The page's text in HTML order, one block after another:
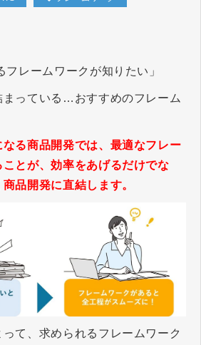
フレームワークが知りたい」
まっている…おすすめのフレーム
る商品開発では、最適なフレー
とが、効率をあげるだけでな
品開発に直結します。
て、求められるフレームワーク